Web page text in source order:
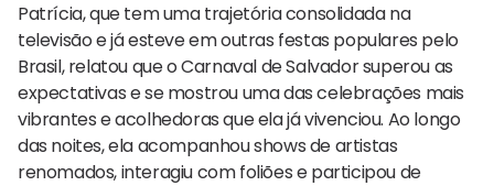
Patrícia, que tem uma trajetória consolidada na
televisão e já esteve em outras festas populares pelo
Brasil, relatou que o Carnaval de Salvador superou as
expectativas e se mostrou uma das celebrações mais
vibrantes e acolhedoras que ela já vivenciou. Ao longo
das noites, ela acompanhou shows de artistas
renomados, interagiu com foliões e participou de